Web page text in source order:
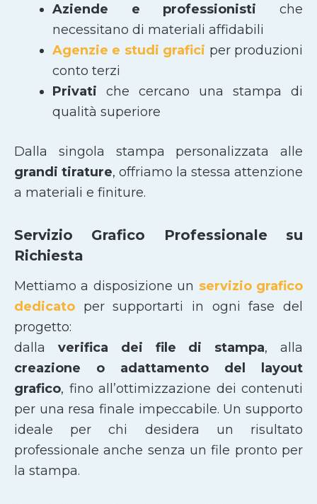
Aziende e professionisti che
necessitano di materiali affidabili
Agenzie e studi grafici per produzioni
conto terzi
Privati che cercano una stampa di
qualità superiore
Dalla singola stampa personalizzata alle
grandi tirature, offriamo la stessa attenzione
a materiali e finiture.
Servizio Grafico Professionale su
Richiesta
Mettiamo a disposizione un servizio grafico
dedicato per supportarti in ogni fase del
progetto:
dalla verifica dei file di stampa, alla
creazione o adattamento del layout
grafico, fino all’ottimizzazione dei contenuti
per una resa finale impeccabile. Un supporto
ideale per chi desidera un risultato
professionale anche senza un file pronto per
la stampa.